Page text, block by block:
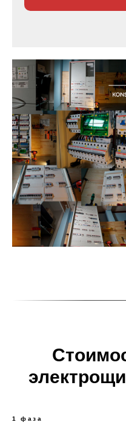
1 фаза